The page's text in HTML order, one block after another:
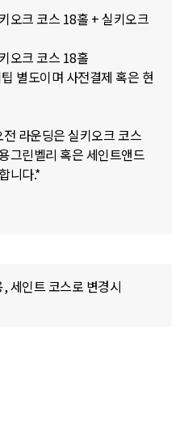
오크 코스 18홀 + 실키오크
오크 코스 18홀
별도이며 사전결제 혹은 현
라운딩은 실키오크 코스
그린벨리 혹은 세인트앤드
니다.*
세인트 코스로 변경시